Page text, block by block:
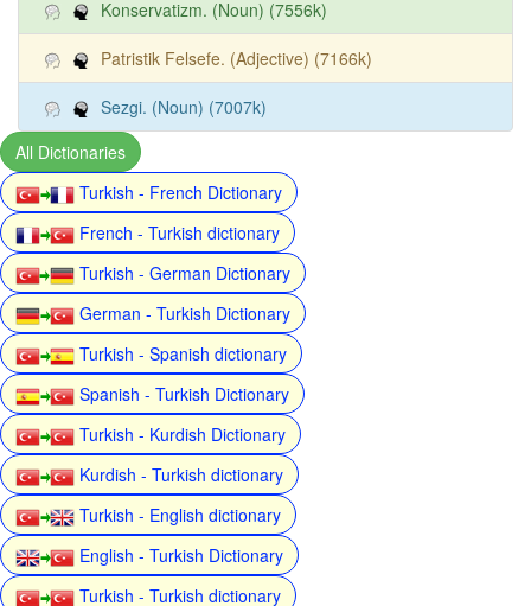
Konservatizm. (Noun) (7556k)
Patristik Felsefe. (Adjective) (7166k)
Sezgi. (Noun) (7007k)
All Dictionaries
Turkish - French Dictionary
French - Turkish dictionary
Turkish - German Dictionary
German - Turkish Dictionary
Turkish - Spanish dictionary
Spanish - Turkish Dictionary
Turkish - Kurdish Dictionary
Kurdish - Turkish dictionary
Turkish - English dictionary
English - Turkish Dictionary
Turkish - Turkish dictionary